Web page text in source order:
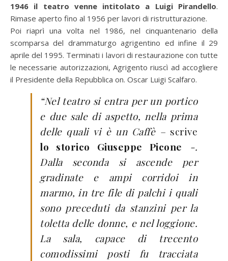
1946 il teatro venne intitolato a Luigi Pirandello.
Rimase aperto fino al 1956 per lavori di ristrutturazione.
Poi riaprì una volta nel 1986, nel cinquantenario della
scomparsa del drammaturgo agrigentino ed infine il 29
aprile del 1995. Terminati i lavori di restaurazione con tutte
le necessarie autorizzazioni, Agrigento riuscì ad accogliere
il Presidente della Repubblica on. Oscar Luigi Scalfaro.
“Nel teatro si entra per un portico
e due sale di aspetto, nella prima
delle quali vi è un Caffè – scrive
lo storico Giuseppe Picone
-.
Dalla seconda si ascende per
gradinate e ampi corridoi in
marmo, in tre file di palchi i quali
sono preceduti da stanzini per la
toletta delle donne, e nel loggione.
La sala, capace di trecento
comodissimi posti fu tracciata